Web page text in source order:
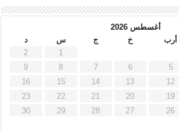
أغسطس 2026
أرب خ ج س
د
1
2
5
6
7
8
9
12
13
14
15
16
19
20
21
22
23
26
27
28
29
30